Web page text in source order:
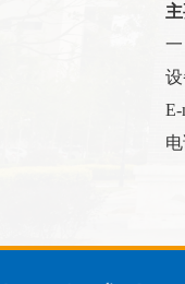
设
E-
电